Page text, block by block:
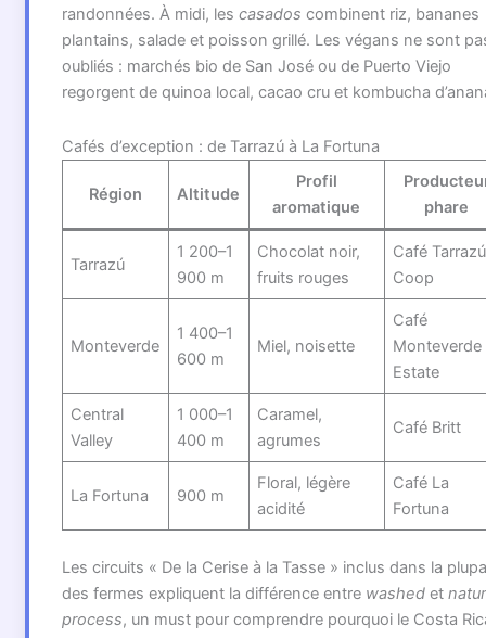
randonnées. À midi, les casados combinent riz, bananes
plantains, salade et poisson grillé. Les végans ne sont
oubliés : marchés bio de San José ou de Puerto Viejo
regorgent de quinoa local, cacao cru et kombucha
Cafés d’exception : de Tarrazú à La Fortuna
Région Altitude
Profil
aromatique
phare
Tarrazú
1 200–1
900 m
Chocolat noir,
fruits rouges
Café Tarrazú
Coop
Monteverde
1 400–1
600 m
Miel, noisette
Café
Monteverde
Estate
Central
Valley
1 000–1
400 m
Caramel,
agrumes
Café Britt
La Fortuna 900 m
Floral, légère
acidité
Café La
Fortuna
Les circuits « De la Cerise à la Tasse » inclus dans la
des fermes expliquent la différence entre washedet
process, un must pour comprendre pourquoi le Costa